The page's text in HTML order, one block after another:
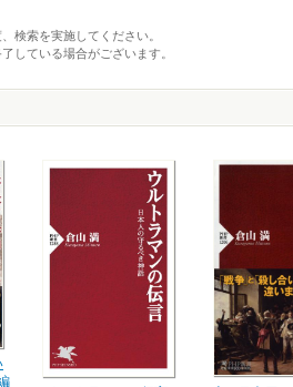
検索を実施してください。
している場合がございます。